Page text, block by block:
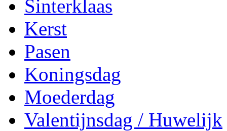
Sinterklaas
Kerst
Pasen
Koningsdag
Moederdag
Valentijnsdag / Huwelijk